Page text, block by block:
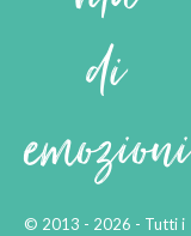
di
emozioni
© 2013 - 2026 - Tutti i